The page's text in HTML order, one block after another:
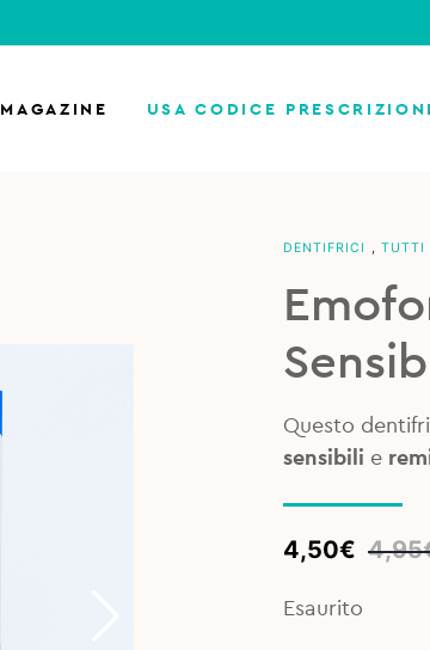
MAGAZINE USA CODICE
DENTIFRICI , TUTTI
Questo
sensibili e
4,95
Original
was:
4,50€
Current
is:
Esaurito